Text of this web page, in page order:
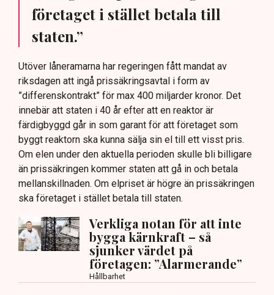
företaget i stället betala till
staten.”
Utöver låneramarna har regeringen fått mandat av
riksdagen att ingå prissäkringsavtal i form av
”differenskontrakt” för max 400 miljarder kronor. Det
innebär att staten i 40 år efter att en reaktor är
färdigbyggd går in som garant för att företaget som
byggt reaktorn ska kunna sälja sin el till ett visst pris.
Om elen under den aktuella perioden skulle bli billigare
än prissäkringen kommer staten att gå in och betala
mellanskillnaden. Om elpriset är högre än prissäkringen
ska företaget i stället betala till staten.
Verkliga notan för att inte
bygga kärnkraft – så
sjunker värdet på
företagen: ”Alarmerande”
Hållbarhet